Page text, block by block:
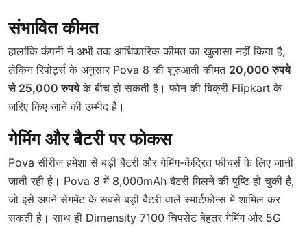
संभावित कीमत
हालांकि कंपनी ने अभी तक आधिकारिक कीमत का खुलासा नहीं किया है,
लेकिन रिपोर्ट्स के अनुसार Pova 8 की शुरुआती कीमत 20,000 रुपये
से 25,000 रुपयेके बीच हो सकती है। फोन की बिक्री Flipkart के
जरिए किए जाने की उम्मीद है।
गेमिंग और बैटरी पर फोकस
Pova सीरीज हमेशा से बड़ी बैटरी और गेमिंग-केंद्रित फीचर्स के लिए जानी
जाती रही है। Pova 8 में 8,000mAh बैटरी मिलने की पुष्टि हो चुकी है,
जो इसे अपने सेगमेंट के सबसे बड़ी बैटरी वाले स्मार्टफोन्स में शामिल कर
सकती है। साथ ही Dimensity 7100 चिपसेट बेहतर गेमिंग और 5G